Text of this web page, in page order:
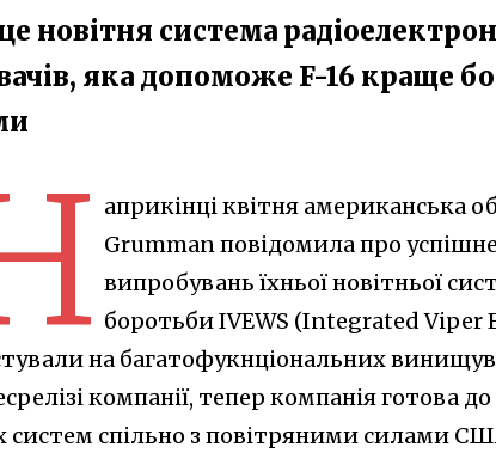
новітня система
яка допоможе F-16 краще
априкінці квітня американська
Grumman повідомила про
випробувань їхньої новітньої
боротьби IVEWS (Integrated Viper
на багатофукнціональних
компанії, тепер компанія готова
систем спільно з повітряними силами